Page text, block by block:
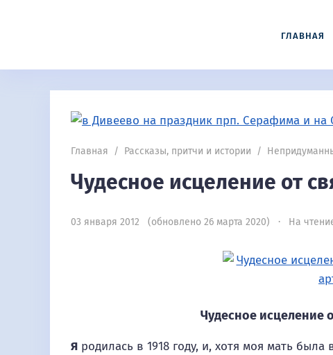
ГЛАВНАЯ
Главная / Рассказы, притчи и истории /
Чудесное исцеление от
03 января 2012 (обновлено 26 марта 2020) · На
Чудесное исцеление
Я родилась в 1918 году, и, хотя моя мать